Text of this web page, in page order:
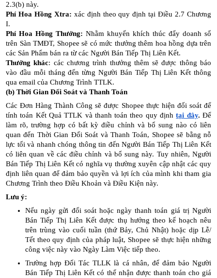
2.3(b) này.
Phí Hoa Hồng Xtra: xác định theo quy định tại Điều 2.7 Chương
I.
Phí Hoa Hồng Thưởng: Nhằm khuyến khích thúc đẩy doanh số
trên Sàn TMĐT, Shopee sẽ có mức thưởng thêm hoa hồng dựa trên
các Sản Phẩm bán ra từ các Người Bán Tiếp Thị Liên Kết.
Thưởng khác: các chương trình thưởng thêm sẽ được thông báo
vào đầu mỗi tháng đến từng Người Bán Tiếp Thị Liên Kết thông
qua email của Chương Trình TTLK.
(b) Thời Gian Đối Soát và Thanh Toán
Các Đơn Hàng Thành Công sẽ được Shopee thực hiện đối soát để
tính toán Kết Quả TTLK và thanh toán theo quy địnhtại đây.Để
làm rõ, trường hợp có bất kỳ điều chỉnh và bổ sung nào có liên
quan đến Thời Gian Đối Soát và Thanh Toán, Shopee sẽ bằng nỗ
lực tối và nhanh chóng thông tin đến Người Bán Tiếp Thị Liên Kết
có liên quan về các điều chỉnh và bổ sung này. Tuy nhiên, Người
Bán Tiếp Thị Liên Kết có nghĩa vụ thường xuyên cập nhật các quy
định liên quan để đảm bảo quyền và lợi ích của mình khi tham gia
Chương Trình theo Điều Khoản và Điều Kiện này.
Lưu ý:
Nếu ngày gửi đối soát hoặc ngày thanh toán giá trị Người
Bán Tiếp Thị Liên Kết được thụ hưởng theo kế hoạch nêu
trên trùng vào cuối tuần (thứ Bảy, Chủ Nhật) hoặc dịp Lễ/
Tết theo quy định của pháp luật, Shopee sẽ thực hiện những
công việc này vào Ngày Làm Việc tiếp theo.
Trường hợp Đối Tác TLLK là cá nhân, để đảm bảo Người
Bán Tiếp Thị Liên Kết có thể nhận được thanh toán cho giá